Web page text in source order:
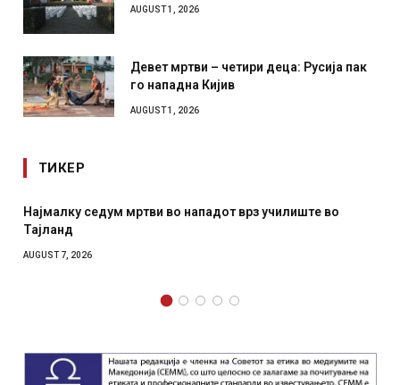
AUGUST 1, 2026
Девет мртви – четири деца: Русија пак
го нападна Кијив
AUGUST 1, 2026
ТИКЕР
седум мртви во нападот врз училиште во
СОЗИС: